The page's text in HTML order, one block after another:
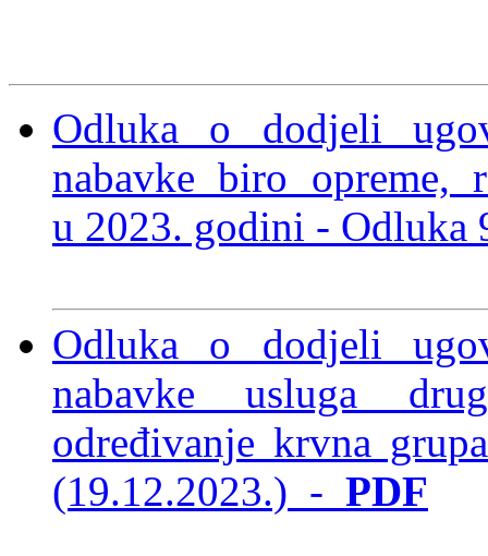
Odluka o dodjeli
nabavke biro opreme,
u 2023. godini - Odluka
Odluka o dodjeli
nabavke usluga
određivanje krvna
(19.12.2023.) - PDF